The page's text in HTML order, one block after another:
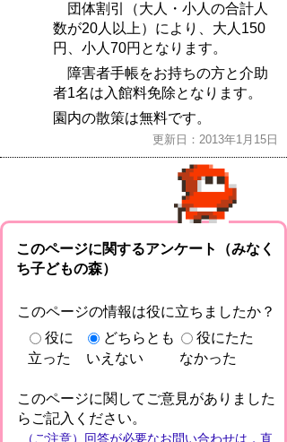
団体割引（大人・小人の合計人
数が20人以上）により、大人150
円、小人70円となります。
障害者手帳をお持ちの方と介助
者1名は入館料免除となります。
園内の散策は無料です。
更新日：2013年1月15日
このページに関するアンケート（みなく
ち子どもの森）
このページの情報は役に立ちましたか？
役に
立った
どちらとも
いえない
役にたた
なかった
このページに関してご意見がありました
らご記入ください。
（ご注意）回答が必要なお問い合わせは，直